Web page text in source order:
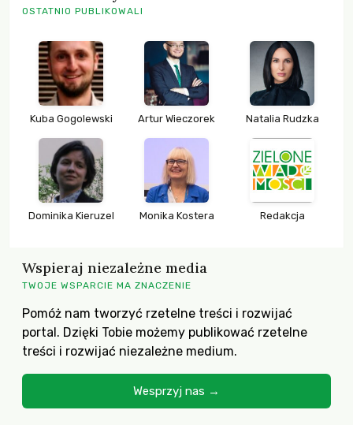
OSTATNIO PUBLIKOWALI
Kuba Gogolewski Artur Wieczorek Natalia Rudzka
Dominika Kieruzel Monika Kostera Redakcja
Wspieraj niezależne media
TWOJE WSPARCIE MA ZNACZENIE
Pomóż nam tworzyć rzetelne treści i rozwijać
portal. Dzięki Tobie możemy publikować rzetelne
treści i rozwijać niezależne medium.
Wesprzyj nas →